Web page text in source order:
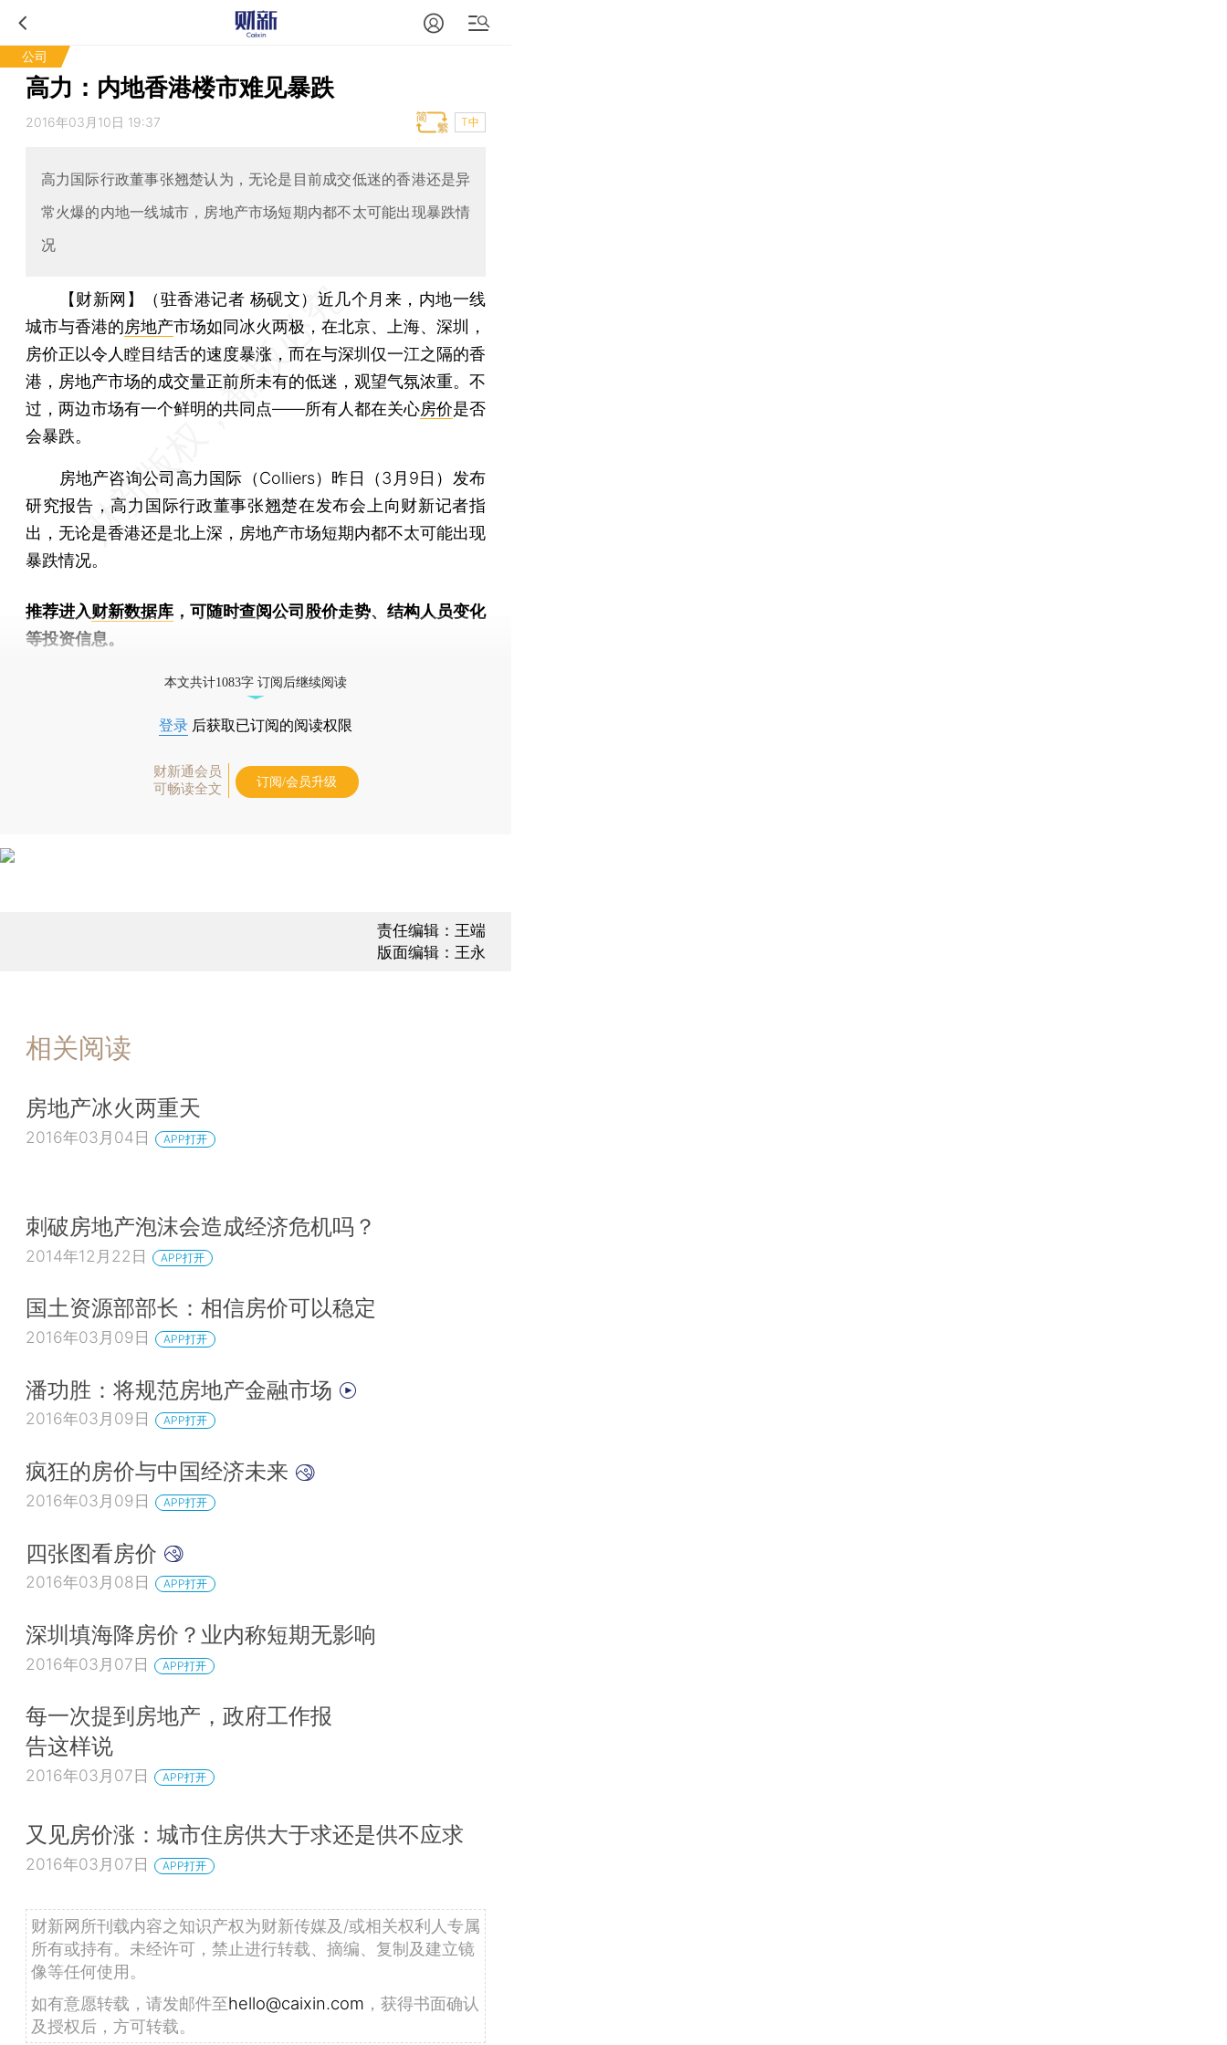
公司
高力：内地香港楼市难见暴跌
2016年03月10日 19:37 T中
高力国际行政董事张翘楚认为，无论是目前成交低迷的香港还是异
常火爆的内地一线城市，房地产市场短期内都不太可能出现暴跌情
况
【财新网】（驻香港记者 杨砚文） 近几个月来，内地一线
城市与香港的房地产市场如同冰火两极，在北京、上海、深圳，
房价正以令人瞠目结舌的速度暴涨，而在与深圳仅一江之隔的香
港，房地产市场的成交量正前所未有的低迷，观望气氛浓重。不
过，两边市场有一个鲜明的共同点——所有人都在关心房价是否
会暴跌。
房地产咨询公司高力国际（Colliers）昨日（3月9日）发布
研究报告，高力国际行政董事张翘楚在发布会上向财新记者指
出，无论是香港还是北上深，房地产市场短期内都不太可能出现
暴跌情况。
推荐进入财新数据库 ，可随时查阅公司股价走势、结构人员变化
等投资信息。
本文共计1083字 订阅后继续阅读
登录 后获取已订阅的阅读权限
财新通会员
可畅读全文
订阅/会员升级
责任编辑：王端
版面编辑：王永
相关阅读
房地产冰火两重天
2016年03月04日 APP打开
刺破房地产泡沫会造成经济危机吗？
2014年12月22日 APP打开
国土资源部部长：相信房价可以稳定
2016年03月09日 APP打开
潘功胜：将规范房地产金融市场
2016年03月09日 APP打开
疯狂的房价与中国经济未来
2016年03月09日 APP打开
四张图看房价
2016年03月08日 APP打开
深圳填海降房价？业内称短期无影响
2016年03月07日 APP打开
每一次提到房地产，政府工作报
告这样说
2016年03月07日 APP打开
又见房价涨：城市住房供大于求还是供不应求
2016年03月07日 APP打开
财新网所刊载内容之知识产权为财新传媒及/或相关权利人专属
所有或持有。未经许可，禁止进行转载、摘编、复制及建立镜
像等任何使用。
如有意愿转载，请发邮件至hello@caixin.com ，获得书面确认
及授权后，方可转载。